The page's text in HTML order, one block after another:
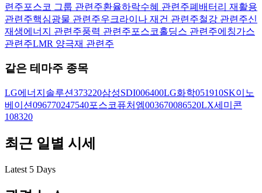
련주포스코 그룹 관련주환율하락수혜 관련주폐배터리 재활용
관련주핵심광물 관련주우크라이나 재건 관련주철강 관련주신
재생에너지 관련주풍력 관련주포스코홀딩스 관련주에칭가스
관련주LMR 양극재 관련주
같은 테마주 종목
LG에너지솔루션373220삼성SDI006400LG화학051910SK이노
베이션096770247540포스코퓨처엠003670086520LX세미콘
108320
최근 일별 시세
Latest 5 Days